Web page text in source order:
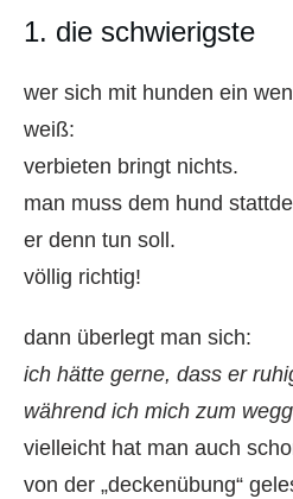
1. die schwierigste
wer sich mit hunden ein
weiß:
verbieten bringt nichts.
man muss dem hund
er denn tun soll.
völlig richtig!
dann überlegt man sich:
ich hätte gerne, dass er
während ich mich zum
vielleicht hat man auch
von der „deckenübung“